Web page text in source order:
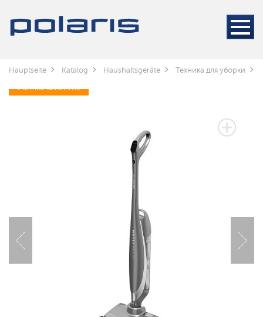
Hauptseite Katalog Haushaltsgeräte Техника для уборки
2 JAHRE GARANTIE